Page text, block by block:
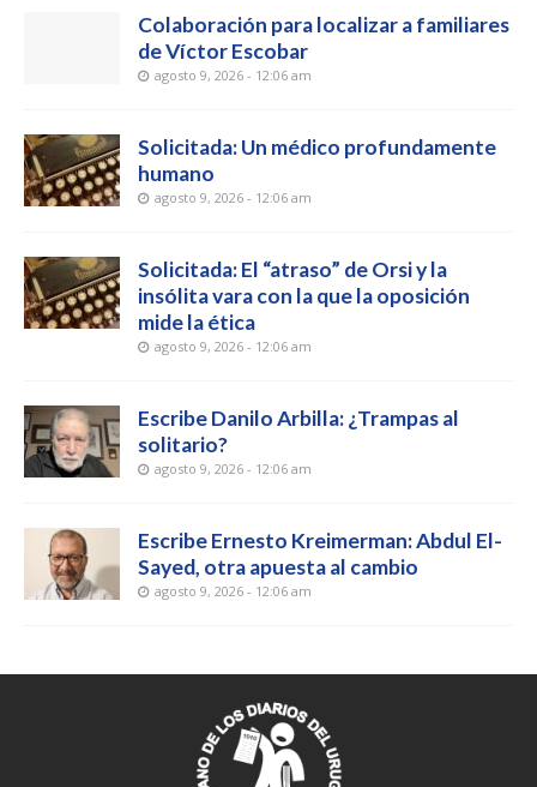
Colaboración para localizar a familiares
de Víctor Escobar
agosto 9, 2026 - 12:06 am
Solicitada: Un médico profundamente
humano
agosto 9, 2026 - 12:06 am
Solicitada: El “atraso” de Orsi y la
insólita vara con la que la oposición
mide la ética
agosto 9, 2026 - 12:06 am
Escribe Danilo Arbilla: ¿Trampas al
solitario?
agosto 9, 2026 - 12:06 am
Escribe Ernesto Kreimerman: Abdul El-
Sayed, otra apuesta al cambio
agosto 9, 2026 - 12:06 am